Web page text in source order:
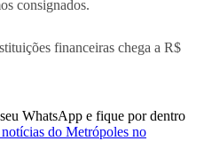
consignados.
financeiras chega a R$
WhatsApp e fique por dentro
do Metrópoles no